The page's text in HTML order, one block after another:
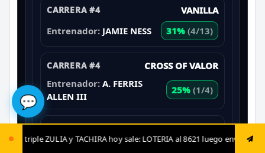
hoy sale: LOTERIA al 8621 luego envía ya: ANIMAL al 8621 jugada fija:
CARRERA #4
VANILLA
Entrenador: JAMIE NESS 31% (4/13)
CARRERA #4
CROSS OF VALOR
Entrenador: A. FERRIS
ALLEN III
25% (1/4)
CARRERA #5
INDY CHARGES ON
💬